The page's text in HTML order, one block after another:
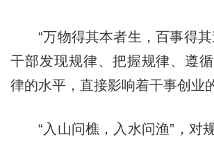
“万物得其本者生，百事得其
干部发现规律、把握规律、遵
律的水平，直接影响着干事创业
“入山问樵，入水问渔”，对